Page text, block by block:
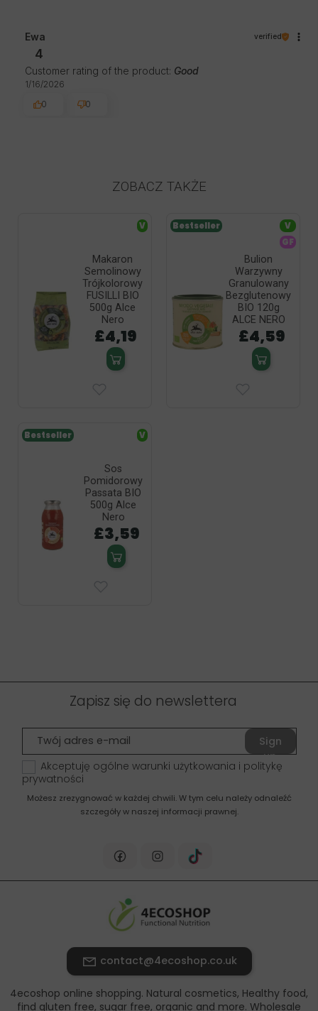
Ewa verified
4
Customer rating of the product: Good
1/16/2026
0
0
ZOBACZ TAKŻE
Makaron
Semolinowy
Trójkolorowy
FUSILLI BIO
500g Alce
Nero
£4,19
V
Bulion
Warzywny
Granulowany
Bezglutenowy
BIO 120g
ALCE NERO
£4,59
Bestseller
V
GF
Sos
Pomidorowy
Passata BIO
500g Alce
Nero
£3,59
Bestseller V
Zapisz się do newslettera
Sign
up
Akceptuję ogólne warunki użytkowania i politykę
prywatności
Możesz zrezygnować w każdej chwili. W tym celu należy odnaleźć
szczegóły w naszej informacji prawnej.
contact@4ecoshop.co.uk
4ecoshop online shopping. Natural cosmetics, Healthy food,
find gluten free, sugar free, organic and more. Wholesale